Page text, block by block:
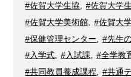
#佐賀大学生協, #佐賀大学
#佐賀大学美術館
#佐賀大
#保健管理センター
#先生
#入学式
#入試課 #全学教
#共同教員養成課程
#共通